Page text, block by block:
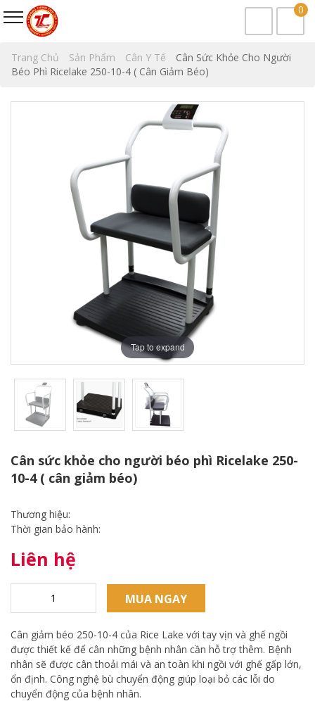
0
Trang Chủ Sản Phẩm Cân Y Tế
Cân Sức Khỏe Cho Người
Béo Phì Ricelake 250-10-4 ( Cân Giảm Béo)
Tap to expand
Cân sức khỏe cho người béo phì Ricelake 250-
10-4 ( cân giảm béo)
Thương hiệu:
Thời gian bảo hành:
Liên hệ
MUA NGAY
Cân giảm béo 250-10-4 của Rice Lake với tay vịn và ghế ngồi
được thiết kế để cân những bệnh nhân cần hỗ trợ thêm. Bệnh
nhân sẽ được cân thoải mái và an toàn khi ngồi với ghế gấp lớn,
ổn định. Công nghệ bù chuyển động giúp loại bỏ các lỗi do
chuyển động của bệnh nhân.